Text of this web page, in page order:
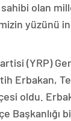
sahibi olan
yüzünü
(YRP)
Erbakan,
oldu.
Başkanlığı